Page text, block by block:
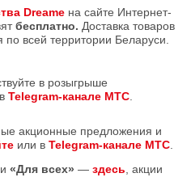
Dreame на сайте Интернет-
бесплатно. Доставка товаров
всей территории Беларуси.
в розыгрыше
Telegram-канале МТС
акционные предложения и
или в Telegram-канале МТС
«Для всех» — здесь , акции